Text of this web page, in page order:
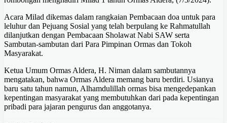
Acara Milad dikemas dalam rangkaian Pembacaan doa untuk para
leluhur dan Pejuang Sosial yang telah berpulang ke Rahmatullah
dilanjutkan dengan Pembacaan Sholawat Nabi SAW serta
Sambutan-sambutan dari Para Pimpinan Ormas dan Tokoh
Masyarakat.
Ketua Umum Ormas Aldera, H. Niman dalam sambutannya
mengatakan, bahwa Ormas Aldera memang baru berdiri. Usianya
baru satu tahun namun, Alhamdulillah ormas bisa mengedepankan
kepentingan masyarakat yang membutuhkan dari pada kepentingan
pribadi para jajaran pengurus dan anggotanya.